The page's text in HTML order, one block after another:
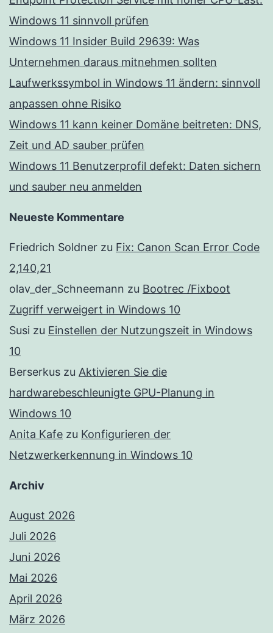
Windows 11 sinnvoll prüfen
Windows 11 Insider Build 29639: Was
Unternehmen daraus mitnehmen sollten
Laufwerkssymbol in Windows 11 ändern: sinnvoll
anpassen ohne Risiko
Windows 11 kann keiner Domäne beitreten: DNS,
Zeit und AD sauber prüfen
Windows 11 Benutzerprofil defekt: Daten sichern
und sauber neu anmelden
Neueste Kommentare
Friedrich Soldner zu Fix: Canon Scan Error Code
2,140,21
olav_der_Schneemann zu Bootrec /Fixboot
Zugriff verweigert in Windows 10
Susi zu Einstellen der Nutzungszeit in Windows
10
Berserkus zu Aktivieren Sie die
hardwarebeschleunigte GPU-Planung in
Windows 10
Anita Kafe zu Konfigurieren der
Netzwerkerkennung in Windows 10
Archiv
August 2026
Juli 2026
Juni 2026
Mai 2026
April 2026
März 2026